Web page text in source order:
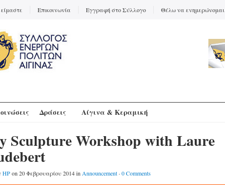
Επικοινωνία Εγγραφή στο Σύλλογο Θέλω να ενημερώνομαι
Δράσεις Αίγινα & Κεραμική
Sculpture Workshop with Laure
HPon 20 Φεβρουαρίου 2014 in Announcement · 0 Comments